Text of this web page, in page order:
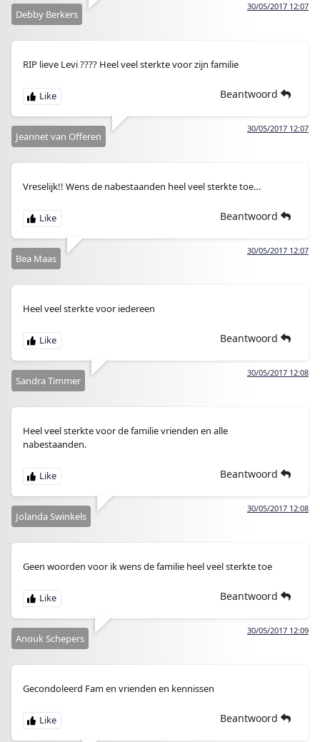
30/05/2017 12:07
Debby Berkers
RIP lieve Levi ???? Heel veel sterkte voor zijn familie
Beantwoord
30/05/2017 12:07
Jeannet van Offeren
Vreselijk!! Wens de nabestaanden heel veel sterkte toe…
Beantwoord
30/05/2017 12:07
Bea Maas
Heel veel sterkte voor iedereen
Beantwoord
30/05/2017 12:08
Sandra Timmer
Heel veel sterkte voor de familie vrienden en alle
nabestaanden.
Beantwoord
30/05/2017 12:08
Jolanda Swinkels
Geen woorden voor ik wens de familie heel veel sterkte toe
Beantwoord
30/05/2017 12:09
Anouk Schepers
Gecondoleerd Fam en vrienden en kennissen
Beantwoord